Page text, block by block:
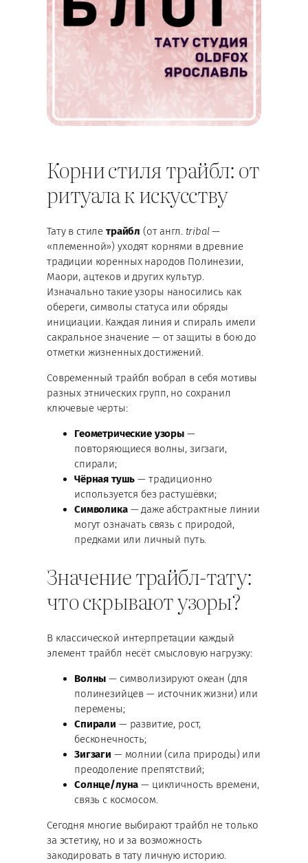
Корни стиля трайбл: от
ритуала к искусству
Тату в стилетрайбл (от англ. tribal—
«племенной») уходят корнями в древние
традиции коренных народов Полинезии,
Маори, ацтеков и других культур.
Изначально такие узоры наносились как
обереги, символы статуса или обряды
инициации. Каждая линия и спираль имели
сакральное значение — от защиты в бою до
отметки жизненных достижений.
Современный трайбл вобрал в себя мотивы
разных этнических групп, но сохранил
ключевые черты:
Геометрические узоры —
повторяющиеся волны, зигзаги,
спирали;
Чёрная тушь — традиционно
используется без растушёвки;
Символика— даже абстрактные линии
могут означать связь с природой,
предками или личный путь.
Значение трайбл-тату:
что скрывают узоры?
В классической интерпретации каждый
элемент трайбл несёт смысловую нагрузку:
Волны — символизируют океан (для
полинезийцев — источник жизни) или
перемены;
Спирали — развитие, рост,
бесконечность;
Зигзаги — молнии (сила природы) или
преодоление препятствий;
Солнце/луна — цикличность времени,
связь с космосом.
Сегодня многие выбирают трайбл не только
за эстетику, но и за возможность
закодировать в тату личную историю.